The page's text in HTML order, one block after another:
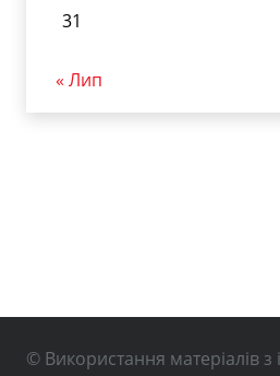
31
« Лип
© Використання матеріалів з